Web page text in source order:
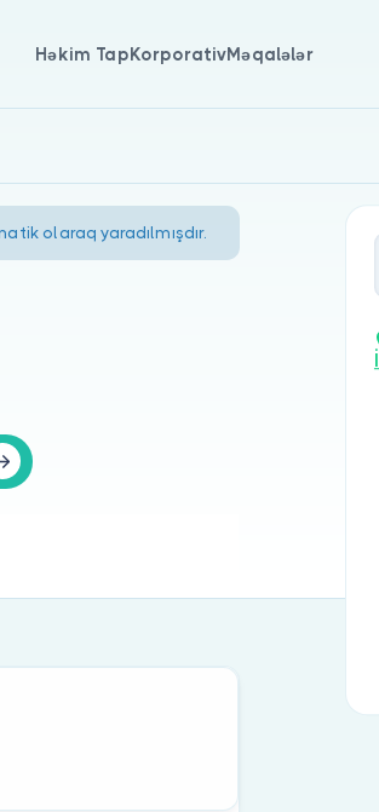
Həkim TapKorporativMəqalələr
olaraq yaradılmışdır.